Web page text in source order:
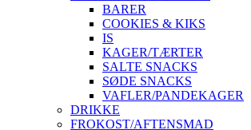
BARER
COOKIES & KIKS
IS
KAGER/TÆRTER
SALTE SNACKS
SØDE SNACKS
VAFLER/PANDEKAGER
DRIKKE
FROKOST/AFTENSMAD